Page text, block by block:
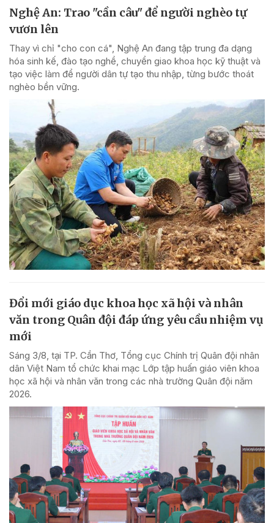
Nghệ An: Trao "cần câu" để người nghèo tự
vươn lên
Thay vì chỉ "cho con cá", Nghệ An đang tập trung đa dạng
hóa sinh kế, đào tạo nghề, chuyển giao khoa học kỹ thuật và
tạo việc làm để người dân tự tạo thu nhập, từng bước thoát
nghèo bền vững.
Đổi mới giáo dục khoa học xã hội và nhân
văn trong Quân đội đáp ứng yêu cầu nhiệm vụ
mới
Sáng 3/8, tại TP. Cần Thơ, Tổng cục Chính trị Quân đội nhân
dân Việt Nam tổ chức khai mạc Lớp tập huấn giáo viên khoa
học xã hội và nhân văn trong các nhà trường Quân đội năm
2026.